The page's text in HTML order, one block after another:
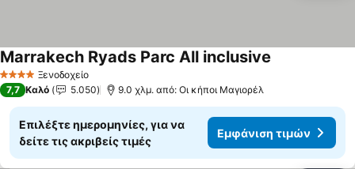
4 ΑστέριαΞενοδοχείο
Marrakech Ryads Parc All inclusive
7,7 Καλό 5.050 9.0 χλμ. από: Οι κήποι Μαγιορέλ
Επιλέξτε ημερομηνίες, για να
δείτε τις ακριβείς τιμές
Εμφάνιση τιμών